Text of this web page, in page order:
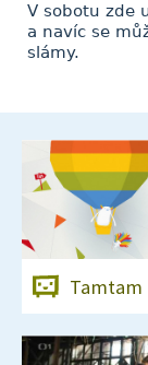
V sobotu zde
a navíc se
slámy.
Tamtam